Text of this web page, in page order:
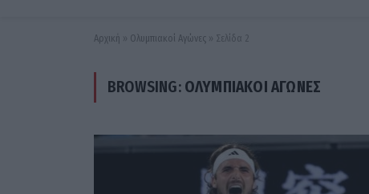
Αρχική » Ολυμπιακοί Αγώνες » Σελίδα 2
BROWSING: ΟΛΥΜΠΙΑΚΟΊ ΑΓΏΝΕΣ